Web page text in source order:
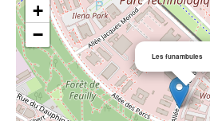
Les funambules
+
−